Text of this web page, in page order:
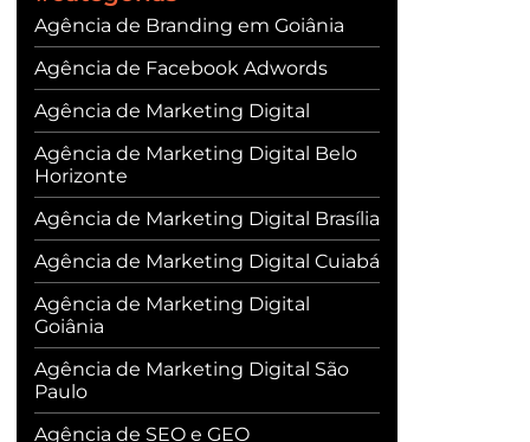
Agência de Branding em Goiânia
Agência de Facebook Adwords
Agência de Marketing Digital
Agência de Marketing Digital Belo
Horizonte
Agência de Marketing Digital Brasília
Agência de Marketing Digital Cuiabá
Agência de Marketing Digital
Goiânia
Agência de Marketing Digital São
Paulo
Agência de SEO e GEO